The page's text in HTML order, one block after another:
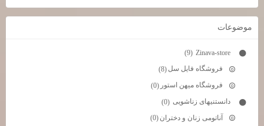
موضوعات
(9)
فروشگاه فایل سل (8)
فروشگاه میهن استور (0)
دانستنیهای زناشویی (0)
آناتومی زنان و دختران (0)